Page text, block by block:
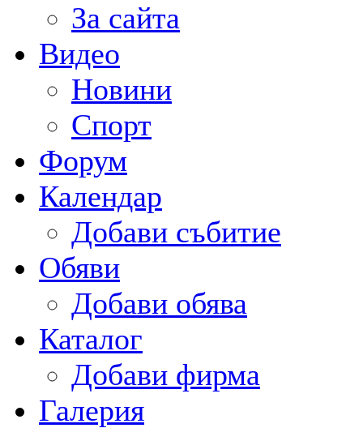
За сайта
Видео
Новини
Спорт
Форум
Календар
Добави събитие
Обяви
Добави обява
Каталог
Добави фирма
Галерия